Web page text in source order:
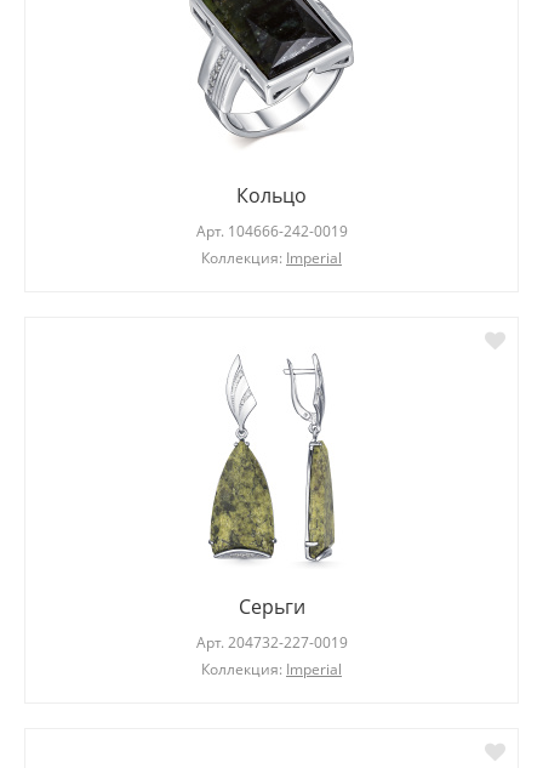
Кольцо
Арт. 104666-242-0019
Коллекция: Imperial
Серьги
Арт. 204732-227-0019
Коллекция: Imperial